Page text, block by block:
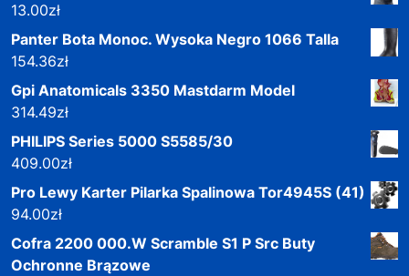
13.00zł
Panter Bota Monoc. Wysoka Negro 1066 Talla
154.36zł
Gpi Anatomicals 3350 Mastdarm Model
314.49zł
PHILIPS Series 5000 S5585/30
409.00zł
Pro Lewy Karter Pilarka Spalinowa Tor4945S (41)
94.00zł
Cofra 2200 000.W Scramble S1 P Src Buty
Ochronne Brązowe